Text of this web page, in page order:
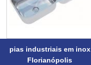
pias industriais em inox
Florianópolis